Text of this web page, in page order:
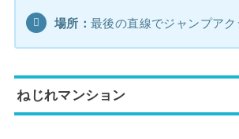
場所：最後の直線でジャンプア
ねじれマンション